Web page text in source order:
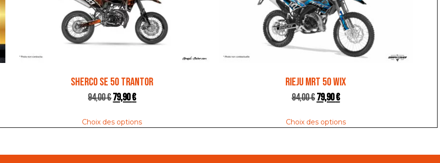
SHERCO SE 50 TRANTOR
94,00€79,90€
Choix des options
RIEJU MRT 50 WIX
94,00€79,90€
Choix des options